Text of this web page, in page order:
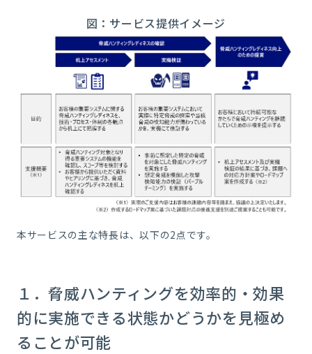
図：サービス提供イメージ
本サービスの主な特長は、以下の2点です。
１．脅威ハンティングを効率的・効果
的に実施できる状態かどうかを見極め
ることが可能